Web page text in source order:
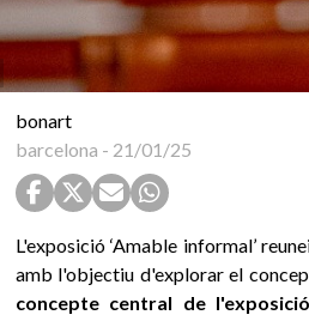
bonart
barcelona - 21/01/25
L'exposició ‘Amable informal’
amb l'objectiu d'explorar el
concepte central de